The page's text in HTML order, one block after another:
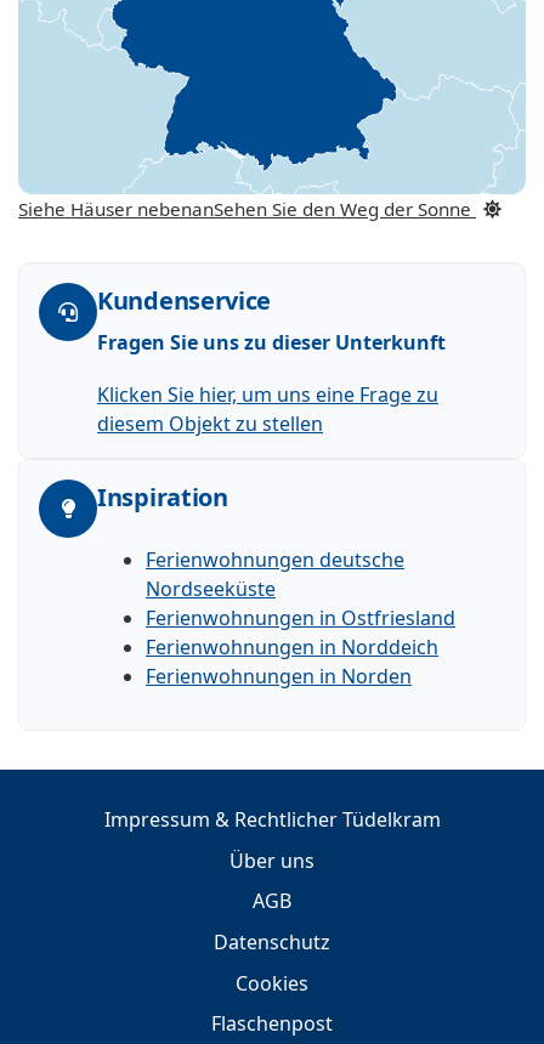
Siehe Häuser nebenanSehen Sie den Weg der Sonne
Kundenservice
Fragen Sie uns zu dieser Unterkunft
Klicken Sie hier, um uns eine Frage zu
diesem Objekt zu stellen
Inspiration
Ferienwohnungen deutsche
Nordseeküste
Ferienwohnungen in Ostfriesland
Ferienwohnungen in Norddeich
Ferienwohnungen in Norden
Impressum & Rechtlicher Tüdelkram
Über uns
AGB
Datenschutz
Cookies
Flaschenpost